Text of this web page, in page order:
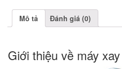
Mô tả Đánh giá (0)
Giới thiệu về máy